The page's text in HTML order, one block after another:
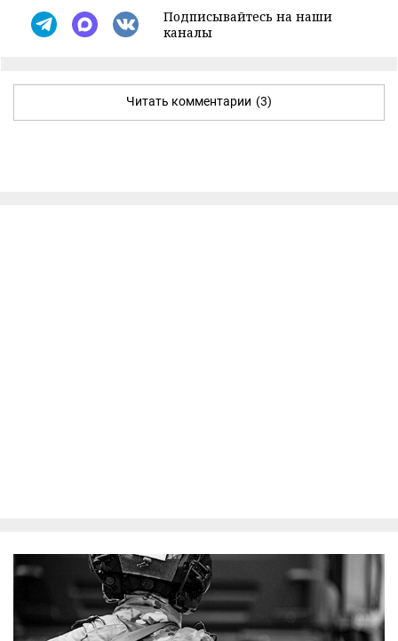
Подписывайтесь на наши
каналы
Читать комментарии (3)